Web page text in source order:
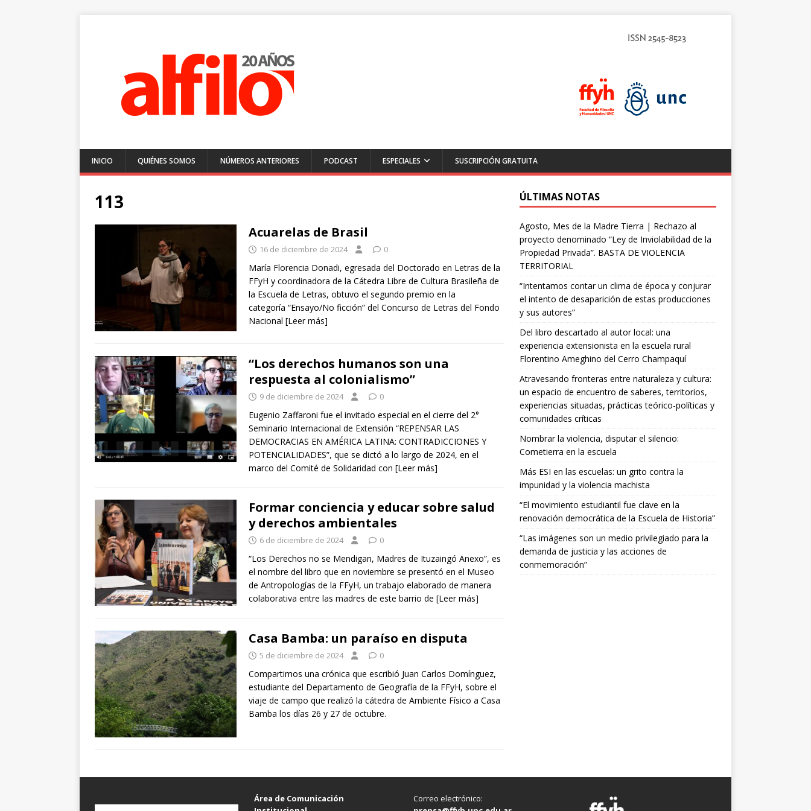
INICIO QUIÉNES SOMOS NÚMEROS ANTERIORES PODCAST ESPECIALES SUSCRIPCIÓN GRATUITA
113
Acuarelas de Brasil
16 de diciembre de 2024 0
María Florencia Donadi, egresada del Doctorado en Letras de la
FFyH y coordinadora de la Cátedra Libre de Cultura Brasileña de
la Escuela de Letras, obtuvo el segundo premio en la
categoría “Ensayo/No ficción” del Concurso de Letras del Fondo
Nacional [Leer más]
“Los derechos humanos son una
respuesta al colonialismo”
9 de diciembre de 2024 0
Eugenio Zaffaroni fue el invitado especial en el cierre del 2°
Seminario Internacional de Extensión “REPENSAR LAS
DEMOCRACIAS EN AMÉRICA LATINA: CONTRADICCIONES Y
POTENCIALIDADES”, que se dictó a lo largo de 2024, en el
marco del Comité de Solidaridad con [Leer más]
Formar conciencia y educar sobre salud
y derechos ambientales
6 de diciembre de 2024 0
“Los Derechos no se Mendigan, Madres de Ituzaingó Anexo”, es
el nombre del libro que en noviembre se presentó en el Museo
de Antropologías de la FFyH, un trabajo elaborado de manera
colaborativa entre las madres de este barrio de [Leer más]
Casa Bamba: un paraíso en disputa
5 de diciembre de 2024 0
Compartimos una crónica que escribió Juan Carlos Domínguez,
estudiante del Departamento de Geografía de la FFyH, sobre el
viaje de campo que realizó la cátedra de Ambiente Físico a Casa
Bamba los días 26 y 27 de octubre.
ÚLTIMAS NOTAS
Agosto, Mes de la Madre Tierra | Rechazo al
proyecto denominado “Ley de Inviolabilidad de la
Propiedad Privada”. BASTA DE VIOLENCIA
TERRITORIAL
“Intentamos contar un clima de época y conjurar
el intento de desaparición de estas producciones
y sus autores”
Del libro descartado al autor local: una
experiencia extensionista en la escuela rural
Florentino Ameghino del Cerro Champaquí
Atravesando fronteras entre naturaleza y cultura:
un espacio de encuentro de saberes, territorios,
experiencias situadas, prácticas teórico-políticas y
comunidades críticas
Nombrar la violencia, disputar el silencio:
Cometierra en la escuela
Más ESI en las escuelas: un grito contra la
impunidad y la violencia machista
“El movimiento estudiantil fue clave en la
renovación democrática de la Escuela de Historia”
“Las imágenes son un medio privilegiado para la
demanda de justicia y las acciones de
conmemoración”
Área de Comunicación
Correo electrónico: